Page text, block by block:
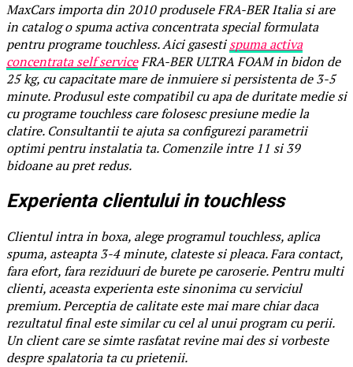
MaxCars importa din 2010 produsele FRA-BER Italia si are
in catalog o spuma activa concentrata special formulata
pentru programe touchless. Aici gasestispuma activa
concentrata self serviceFRA-BER ULTRA FOAM in bidon de
25 kg, cu capacitate mare de inmuiere si persistenta de 3-5
minute. Produsul este compatibil cu apa de duritate medie si
cu programe touchless care folosesc presiune medie la
clatire. Consultantii te ajuta sa configurezi parametrii
optimi pentru instalatia ta. Comenzile intre 11 si 39
bidoane au pret redus.
Experienta clientului in touchless
Clientul intra in boxa, alege programul touchless, aplica
spuma, asteapta 3-4 minute, clateste si pleaca. Fara contact,
fara efort, fara reziduuri de burete pe caroserie. Pentru multi
clienti, aceasta experienta este sinonima cu serviciul
premium. Perceptia de calitate este mai mare chiar daca
rezultatul final este similar cu cel al unui program cu perii.
Un client care se simte rasfatat revine mai des si vorbeste
despre spalatoria ta cu prietenii.